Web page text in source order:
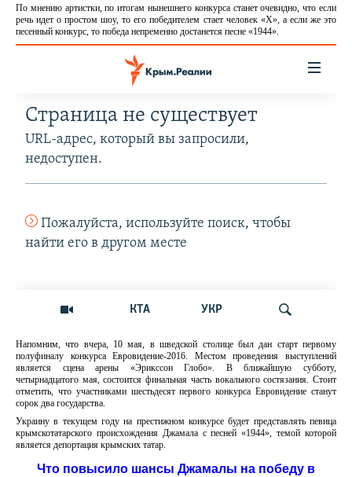
По мнению артистки, по итогам нынешнего конкурса станет очевидно, что если
речь идет о простом шоу, то его победителем стает человек «Х», а если же это
песенный конкурс, то победа непременно достанется песне «1944».
Напомним, что вчера, 10 мая, в шведской столице был дан старт первому
полуфиналу конкурса Евровидение-2016. Местом проведения выступлений
является сцена арены «Эрикссон Глобо». В ближайшую субботу,
четырнадцатого мая, состоится финальная часть вокального состязания. Стоит
отметить, что участниками шестьдесят первого конкурса Евровидение станут
сорок два государства.
Украину в текущем году на престижном конкурсе будет представлять певица
крымскотатарского происхождения Джамала с песней «1944», темой которой
является депортация крымских татар.
Что повысило шансы Джамалы на победу в